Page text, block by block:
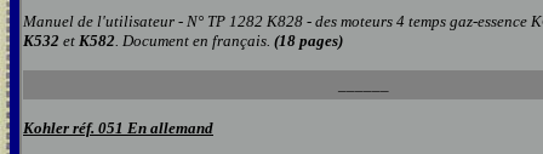
Manuel de l'utilisateur - N° TP 1282 K828 - des moteurs 4 temps gaz-essence
K532 et K582. Document en français. (18 pages)
Kohler réf. 051 En allemand